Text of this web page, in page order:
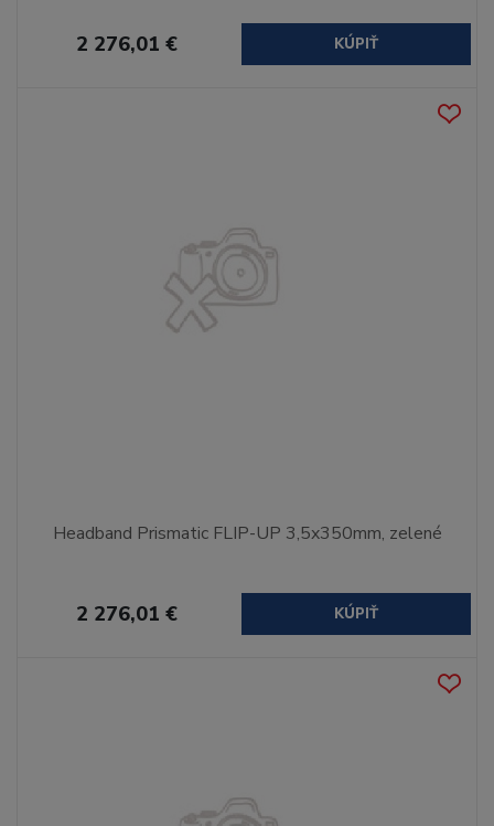
2 276,01 € KÚPIŤ
Headband Prismatic FLIP-UP 3,5x350mm, zelené
2 276,01 € KÚPIŤ